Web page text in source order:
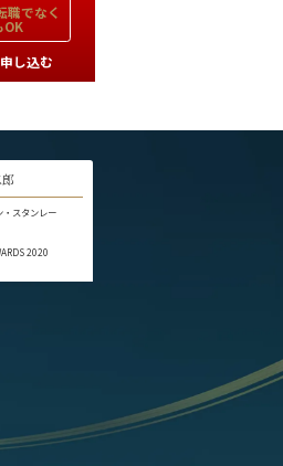
職でなく
OK
し込む
・スタンレー
2020